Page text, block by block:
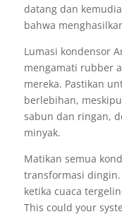
datang dan
bahwa
Lumasi kondensor
mengamati rubber
mereka. Pastikan
berlebihan,
sabun dan ringan,
minyak.
Matikan semua
transformasi
ketika cuaca
This could your